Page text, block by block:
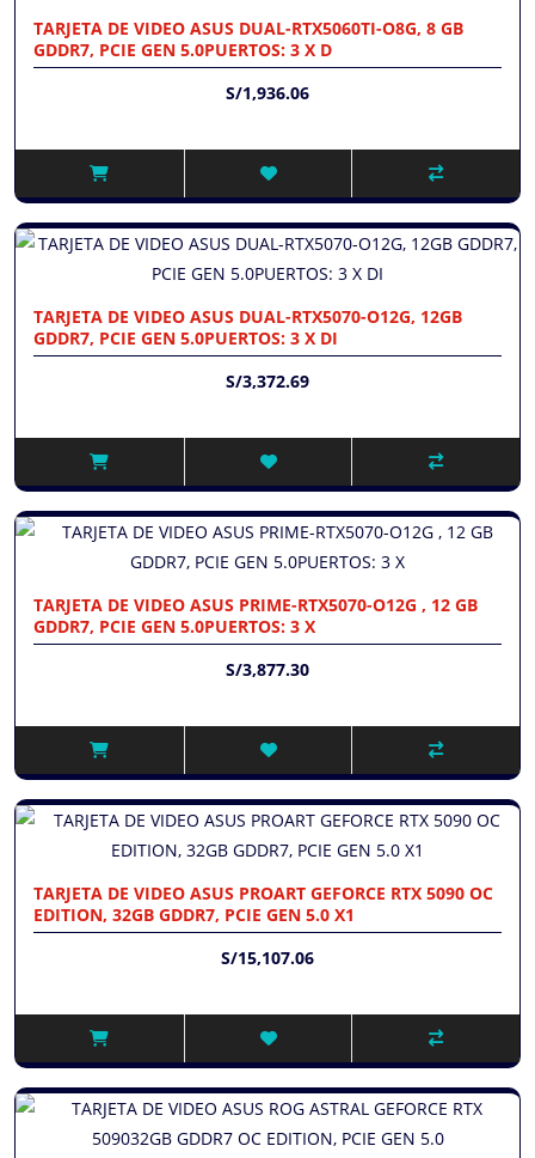
TARJETA DE VIDEO ASUS DUAL-RTX5060TI-O8G, 8 GB
GDDR7, PCIE GEN 5.0PUERTOS: 3 X D
S/1,936.06
TARJETA DE VIDEO ASUS DUAL-RTX5070-O12G, 12GB
GDDR7, PCIE GEN 5.0PUERTOS: 3 X DI
S/3,372.69
TARJETA DE VIDEO ASUS PRIME-RTX5070-O12G , 12 GB
GDDR7, PCIE GEN 5.0PUERTOS: 3 X
S/3,877.30
TARJETA DE VIDEO ASUS PROART GEFORCE RTX 5090 OC
EDITION, 32GB GDDR7, PCIE GEN 5.0 X1
S/15,107.06